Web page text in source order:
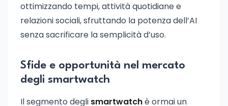
ottimizzando tempi, attività quotidiane e
relazioni sociali, sfruttando la potenza dell’AI
senza sacrificare la semplicità d’uso.
Sfide e opportunità nel mercato
degli smartwatch
Il segmento degli smartwatchè ormai un